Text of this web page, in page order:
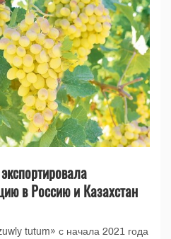
в Россию и Казахстан
tutum» с начала 2021 года